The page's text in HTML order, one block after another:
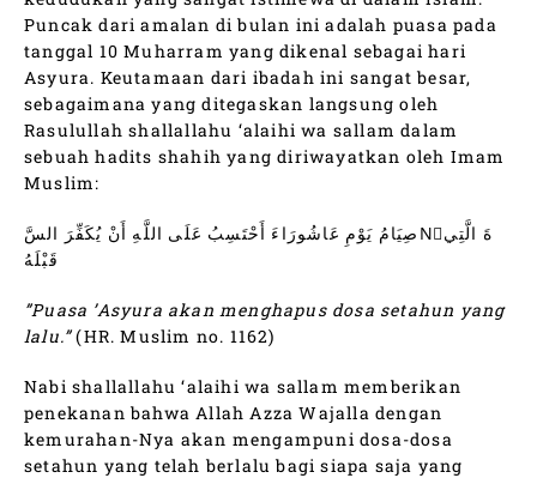
Puncak dari amalan di bulan ini adalah puasa pada
tanggal 10 Muharram yang dikenal sebagai hari
Asyura. Keutamaan dari ibadah ini sangat besar,
sebagaimana yang ditegaskan langsung oleh
Rasulullah shallallahu ‘alaihi wa sallam dalam
sebuah hadits shahih yang diriwayatkan oleh Imam
Muslim:
صِيَامُ يَوْمِ عَاشُورَاءَ أَحْتَسِبُ عَلَى اللَّهِ أَنْ يُكَفِّرَ السَّNَةَ الَّتِي
قَبْلَهُ
”Puasa ’Asyura akan menghapus dosa setahun yang
lalu.”(HR. Muslim no. 1162)
Nabi shallallahu ‘alaihi wa sallam memberikan
penekanan bahwa Allah Azza Wajalla dengan
kemurahan-Nya akan mengampuni dosa-dosa
setahun yang telah berlalu bagi siapa saja yang